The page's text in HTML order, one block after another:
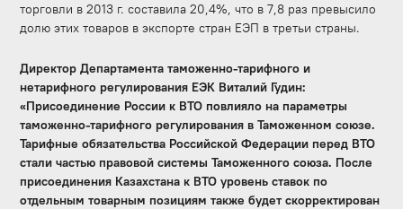
торговли в 2013 г. составила 20,4%, что в 7,8 раз превысило
долю этих товаров в экспорте стран ЕЭП в третьи страны.
Директор Департамента таможенно-тарифного и
нетарифного регулирования ЕЭК Виталий Гудин:
«Присоединение России к ВТО повлияло на параметры
таможенно-тарифного регулирования в Таможенном союзе.
Тарифные обязательства Российской Федерации перед ВТО
стали частью правовой системы Таможенного союза. После
присоединения Казахстана к ВТО уровень ставок по
отдельным товарным позициям также будет скорректирован